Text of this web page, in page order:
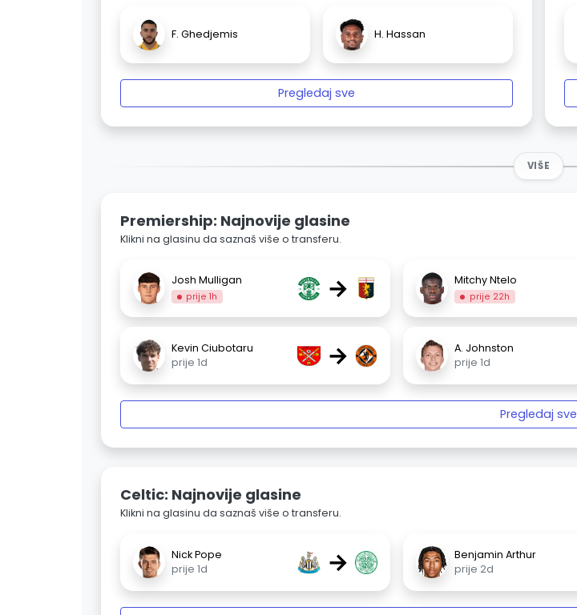
F. Ghedjemis H. Hassan
Pregledaj sve
VIŠE
Premiership: Najnovije glasine
Klikni na glasinu da saznaš više o transferu.
Josh Mulligan
prije 1h → Mitchy Ntelo
prije 22h
Kevin Ciubotaru
prije 1d
→
A. Johnston
prije 1d
Pregledaj sve
Celtic: Najnovije glasine
Klikni na glasinu da saznaš više o transferu.
Nick Pope
prije 1d
→
Benjamin Arthur
prije 2d